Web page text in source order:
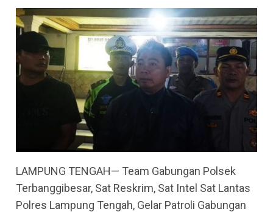
LAMPUNG TENGAH— Team Gabungan Polsek
Terbanggibesar, Sat Reskrim, Sat Intel Sat Lantas
Polres Lampung Tengah, Gelar Patroli Gabungan